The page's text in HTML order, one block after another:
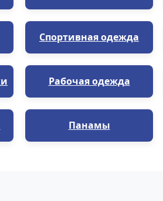
Спортивная одежда
Рабочая одежда
Панамы